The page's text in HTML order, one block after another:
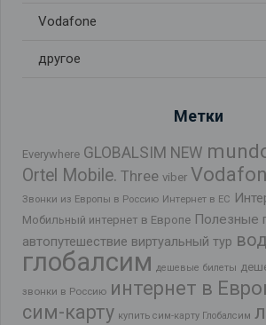
Vodafone
другое
Метки
Everywhere GLOBALSIM NEW
Ortel Mobile. Three viber
Звонки из Европы в Россию Интернет в ЕС
Мобильный интернет в Европе Полезные
автопутешествие виртуальный тур
глобалсим дешевые билеты
звонки в Россию интернет в
сим-карту купить сим-карту Глобалсим